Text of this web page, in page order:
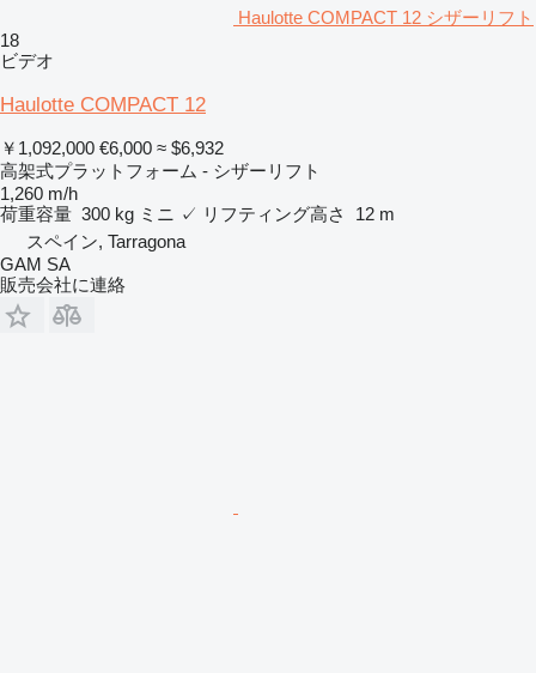
Haulotte COMPACT 12 シザーリフト
18
ビデオ
Haulotte COMPACT 12
￥1,092,000 €6,000 ≈ $6,932
高架式プラットフォーム - シザーリフト
1,260 m/h
荷重容量 300 kg ミニ ✓ リフティング高さ
12 m
スペイン, Tarragona
GAM SA
販売会社に連絡